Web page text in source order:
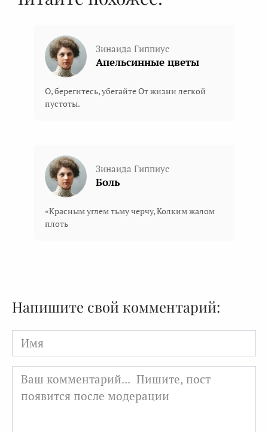
Зинаида Гиппиус
Апельсинные цветы
О, берегитесь, убегайте От жизни легкой
пустоты.
Зинаида Гиппиус
Боль
«Красным углем тьму черчу, Колким жалом
плоть
Напишите свой комментарий:
Имя